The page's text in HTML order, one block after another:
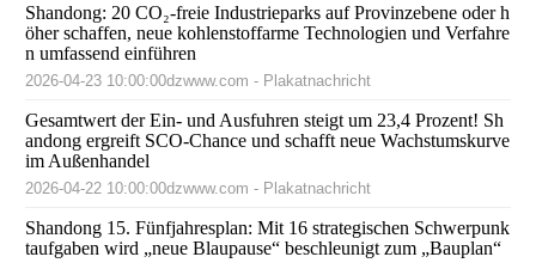
Shandong: 20 CO₂-freie Industrieparks auf Provinzebene oder h
öher schaffen, neue kohlenstoffarme Technologien und Verfahre
n umfassend einführen
2026-04-23 10:00:00dzwww.com - Plakatnachricht
Gesamtwert der Ein- und Ausfuhren steigt um 23,4 Prozent! Sh
andong ergreift SCO-Chance und schafft neue Wachstumskurve
im Außenhandel
2026-04-22 10:00:00dzwww.com - Plakatnachricht
Shandong 15. Fünfjahresplan: Mit 16 strategischen Schwerpunk
taufgaben wird „neue Blaupause“ beschleunigt zum „Bauplan“